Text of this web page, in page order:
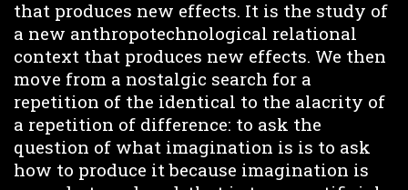
that produces new effects. It is the study of
a new anthropotechnological relational
context that produces new effects. We then
move from a nostalgic search for a
repetition of the identical to the alacrity of
a repetition of difference: to ask the
question of what imagination is is to ask
how to produce it because imagination is